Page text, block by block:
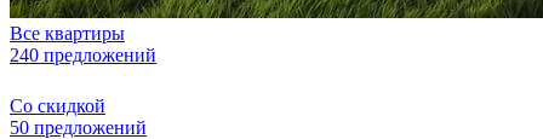
Все квартиры
240 предложений
Со скидкой
50 предложений